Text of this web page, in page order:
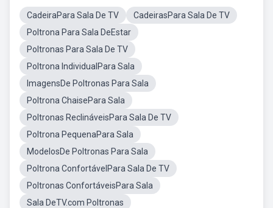
CadeiraPara Sala De TV
CadeirasPara Sala De TV
Poltrona Para Sala DeEstar
Poltronas Para Sala De TV
Poltrona IndividualPara Sala
ImagensDe Poltronas Para Sala
Poltrona ChaisePara Sala
Poltronas ReclináveisPara Sala De TV
Poltrona PequenaPara Sala
ModelosDe Poltronas Para Sala
Poltrona ConfortávelPara Sala De TV
Poltronas ConfortáveisPara Sala
Sala DeTV.com Poltronas